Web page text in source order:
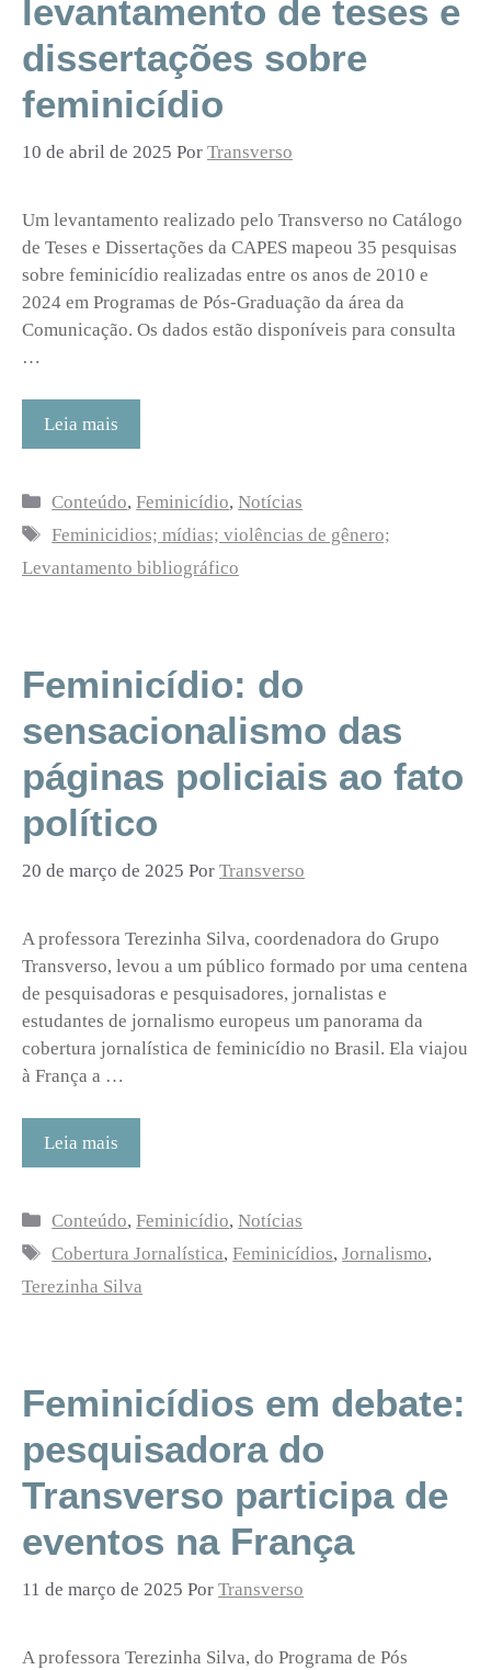
levantamento de teses e
dissertações sobre
feminicídio
10 de abril de 2025 Por Transverso
Um levantamento realizado pelo Transverso no Catálogo
de Teses e Dissertações da CAPES mapeou 35 pesquisas
sobre feminicídio realizadas entre os anos de 2010 e
2024 em Programas de Pós-Graduação da área da
Comunicação. Os dados estão disponíveis para consulta
…
Leia mais
Categorias
Conteúdo,Feminicídio,Notícias
Tags
Feminicidios; mídias; violências de gênero;
Levantamento bibliográfico
Feminicídio: do
sensacionalismo das
páginas policiais ao fato
político
20 de março de 2025 Por Transverso
A professora Terezinha Silva, coordenadora do Grupo
Transverso, levou a um público formado por uma centena
de pesquisadoras e pesquisadores, jornalistas e
estudantes de jornalismo europeus um panorama da
cobertura jornalística de feminicídio no Brasil. Ela viajou
à França a …
Leia mais
Categorias
Conteúdo,Feminicídio,Notícias
Tags
Cobertura Jornalística,Feminicídios,Jornalismo,
Terezinha Silva
Feminicídios em debate:
pesquisadora do
Transverso participa de
eventos na França
11 de março de 2025 Por Transverso
A professora Terezinha Silva, do Programa de Pós